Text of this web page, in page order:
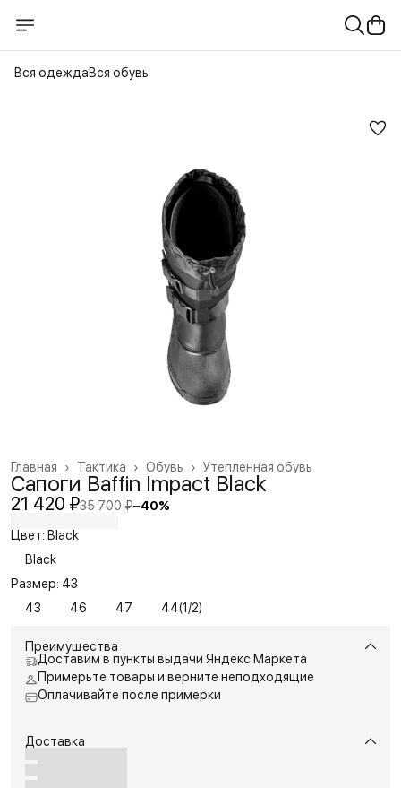
Вся одеждаВся обувь
Утепленная обувь
Обувь ›
Тактика ›
Главная ›
Сапоги Baffin Impact Black
21 420 ₽35 700 ₽−40%
Цвет: Black
Black
Размер: 43
43
46 47 44(1/2)
Преимущества
Доставим в пункты выдачи Яндекс Маркета
Примерьте товары и верните неподходящие
Оплачивайте после примерки
Доставка